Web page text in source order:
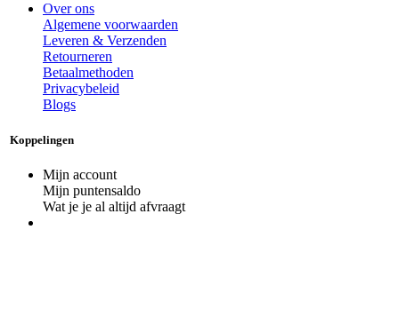
Over ons
Algemene voorwaarden
Leveren & Verzenden
Retourneren
Betaalmethoden
Privacybeleid
Blogs
Koppelingen
Mijn account
Mijn puntensaldo
Wat je je al altijd afvraagt